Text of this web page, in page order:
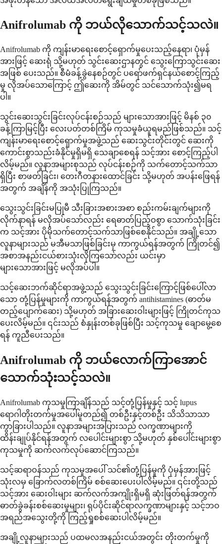
Anifrolumab ကို ဘယ်လိုသောက်သင့်သလဲ။
Anifrolumab ကို ကျန်းမာရေးစောင့်ရှောက်မှုပေးသည့်နေရာ၊ ပုံမှန်
အားဖြင့် ဆေးရုံ သို့မဟုတ် သွင်းဆေးဌာနတွင် သွေးကြောသွင်းဆေး
အဖြစ် ပေးသည်။ စီမံခန့်ခွဲနေစဉ်တွင် ပရော်ဖက်ရှင်နယ်စောင့်ကြည့်
မှု လိုအပ်သောကြောင့် ဤဆေးကို အိမ်တွင် သင်သောက်သုံး၍မရ
ပါ။
သွင်းဆေးသွင်းခြင်းလုပ်ငန်းစဉ်သည် များသောအားဖြင့် မိနစ် ၃၀
ခန့်ကြာမြင့်ပြီး လေးပတ်တစ်ကြိမ် ကုသမှုခံယူရမည်ဖြစ်သည်။ သင့်
ကျန်းမာရေးစောင့်ရှောက်မှုအဖွဲ့သည် ဆေးသွင်းတိုင်းတွင် ဆေးကို
ကောင်းစွာသည်းခံနိုင်မှုရှိမရှိ သေချာစေရန် သင့်အား စောင့်ကြည့်ပါ
လိမ့်မည်။ လူနာအများစုသည် လုပ်ငန်းစဉ်ကို သက်တောင့်သက်သာ
ရှိပြီး စာဖတ်ခြင်း၊ တေးဂီတနားထောင်ခြင်း သို့မဟုတ် အပန်းဖြေရန်
အတွက် အချိန်ကို အသုံးပြုကြသည်။
သွေးသွင်းခြင်းမပြုမီ သီးခြားအစားအစာ စည်းကမ်းချက်များကို
လိုက်နာရန် မလိုအပ်သော်လည်း ရေဓာတ်ပြည့်ဝစွာ သောက်သုံးခြင်း
က သင့်အား ပိုမိုသက်တောင့်သက်သာဖြစ်စေနိုင်သည်။ အချို့သော
လူနာများသည် မအီမသာဖြစ်ခြင်းမှ ကာကွယ်ရန်အတွက် ကြိုတင်၍
အစာအနည်းငယ်စားသုံးလိုကြသော်လည်း ယင်းမှာ
များသောအားဖြင့် မလိုအပ်ပါ။
သင့်ဆေးဘက်ဆိုင်ရာအဖွဲ့သည် သွေးသွင်းခြင်းကြောင့်ဖြစ်ပေါ်လာ
သော တုံ့ပြန်မှုများကို ကာကွယ်ရန်အတွက် antihistamines (ဓာတ်မ
တည့်ပျောက်ဆေး) သို့မဟုတ် အခြားဆေးဝါးများဖြင့် ကြိုတင်ကုသ
ပေးလိမ့်မည်။ ၎င်းသည် စံနှုန်းတစ်ခုဖြစ်ပြီး သင့်ကုသမှု ချောမွေ့စေ
ရန် ကူညီပေးသည်။
Anifrolumab ကို ဘယ်လောက်ကြာအောင်
သောက်သုံးသင့်သလဲ။
Anifrolumab ကုသမှုကြာချိန်သည် သင့်တုံ့ပြန်မှုနှင့် သင့် lupus
ရောဂါတိုးတက်မှုအပေါ်မူတည်၍ တစ်ဦးနှင့်တစ်ဦး သိသိသာသာ
ကွာခြားပါသည်။ လူနာအများအပြားသည် လက္ခဏာများကို
ထိန်းချုပ်နိုင်ရန်အတွက် လပေါင်းများစွာ သို့မဟုတ် နှစ်ပေါင်းများစွာ
ကုသမှုကို ဆက်လက်လုပ်ဆောင်ကြသည်။
သင့်ဆရာဝန်သည် ကုသမှုအပေါ် သင်၏တုံ့ပြန်မှုကို ပုံမှန်အားဖြင့်
သုံးလမှ ခြောက်လတစ်ကြိမ် စစ်ဆေးပေးပါလိမ့်မည်။ ၎င်းတို့သည်
သင့်အား ဆေးဝါးများ ဆက်လက်အကျိုးရှိမရှိ ဆုံးဖြတ်ရန်အတွက်
ဓာတ်ခွဲခန်းစစ်ဆေးမှုများ၊ ရုပ်ပိုင်းဆိုင်ရာလက္ခဏာများနှင့် သင့်ဘဝ
အရည်အသွေးတို့ကို ကြည့်ရှုစစ်ဆေးပါလိမ့်မည်။
အချို့လူနာများသည် ပထမလအနည်းငယ်အတွင်း တိုးတက်မှုကို